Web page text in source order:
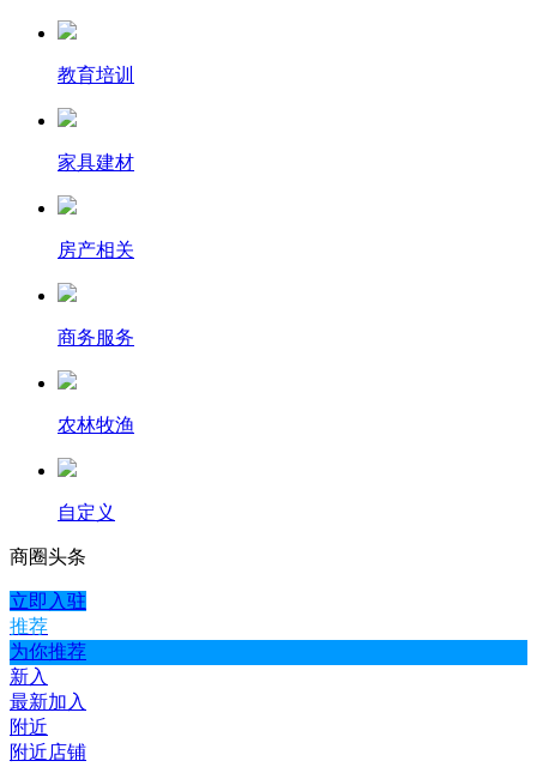
教育培训
家具建材
房产相关
商务服务
农林牧渔
自定义
商圈头条
立即入驻
推荐
为你推荐
新入
最新加入
附近
附近店铺